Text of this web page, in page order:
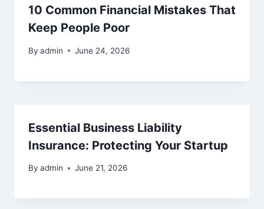
10 Common Financial Mistakes That
Keep People Poor
By admin June 24, 2026
Essential Business Liability
Insurance: Protecting Your Startup
By admin June 21, 2026